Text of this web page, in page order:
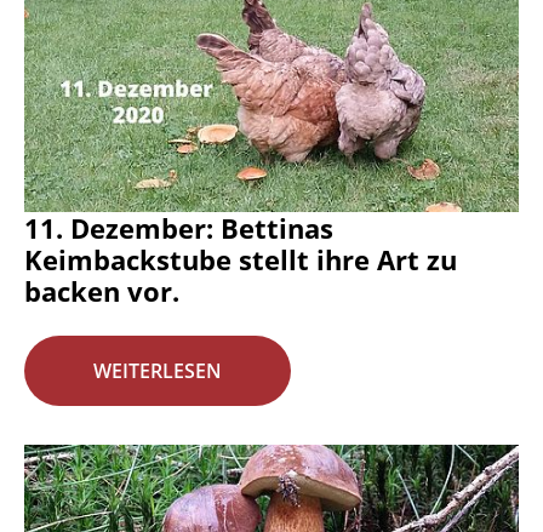
11. Dezember: Bettinas
Keimbackstube stellt ihre Art zu
backen vor.
WEITERLESEN